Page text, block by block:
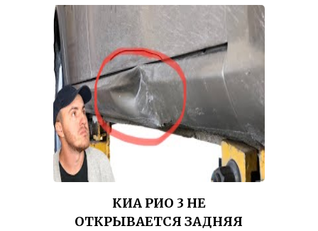
КИА РИО 3 НЕ
ОТКРЫВАЕТСЯ ЗАДНЯЯ